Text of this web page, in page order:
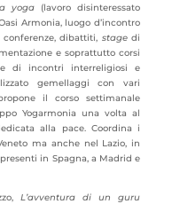
yoga(lavoro disinteressato
Armonia, luogo d’incontro
dibattiti, stagedi
e soprattutto corsi
di incontri interreligiosi e
gemellaggi con vari
il corso settimanale
Yogarmonia una volta al
alla pace. Coordina i
ma anche nel Lazio, in
in Spagna, a Madrid e
L’avventura di un guru